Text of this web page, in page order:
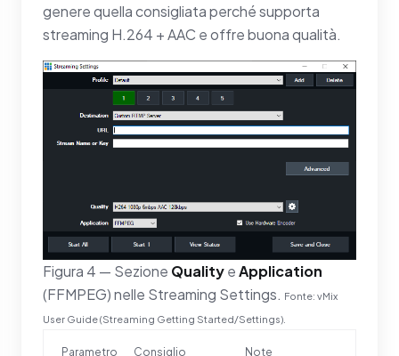
genere quella consigliata perché supporta
streaming H.264 + AAC e offre buona qualità.
Figura 4 — Sezione QualityeApplication
(FFMPEG) nelle Streaming Settings. Fonte: vMix
User Guide (Streaming Getting Started/Settings).
Parametro Consiglio Note